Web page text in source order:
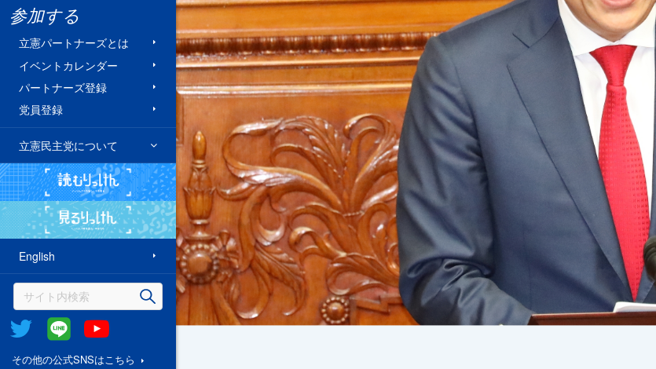
参加する
立憲パートナーズとは
イベントカレンダー
パートナーズ登録
党員登録
立憲民主党について
読むりっけん
見るりっけん
English
Twitter @Line
その他の公式SNSはこちら